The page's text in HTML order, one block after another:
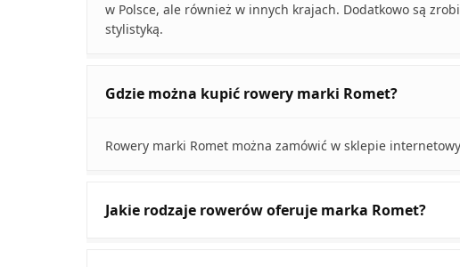
w Polsce, ale również w innych krajach. Dodatkowo są
stylistyką.
Gdzie można kupić rowery marki Romet?
Rowery marki Romet można zamówić w sklepie
Jakie rodzaje rowerów oferuje marka Romet?